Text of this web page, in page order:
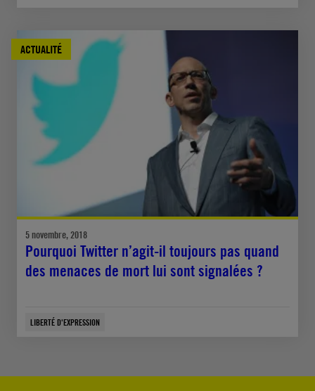
ACTUALITÉ
5 novembre, 2018
Pourquoi Twitter n’agit-il toujours pas quand
des menaces de mort lui sont signalées ?
LIBERTÉ D'EXPRESSION